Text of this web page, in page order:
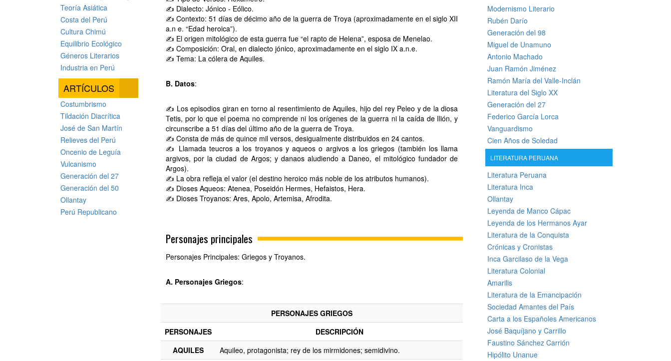
Teoría Asiática
Costa del Perú
Cultura Chimú
Equilibrio Ecológico
Géneros Literarios
Industria en Perú
ARTÍCULOS
Costumbrismo
Tildación Diacrítica
José de San Martín
Relieves del Perú
Oncenio de Leguía
Vulcanismo
Generación del 27
Generación del 50
Ollantay
Perú Republicano
✍ Dialecto: Jónico - Eólico.
✍ Contexto: 51 días de décimo año de la guerra de Troya (aproximadamente en el siglo XII
a.n e. “Edad heroica”).
✍ El origen mitológico de esta guerra fue “el rapto de Helena”, esposa de Menelao.
✍ Composición: Oral, en dialecto jónico, aproximadamente en el siglo IX a.n.e.
✍ Tema: La cólera de Aquiles.
B. Datos:
✍ Los episodios giran en torno al resentimiento de Aquiles, hijo del rey Peleo y de la diosa
Tetis, por lo que el poema no comprende ni los orígenes de la guerra ni la caída de Ilión, y
circunscribe a 51 días del último año de la guerra de Troya.
✍ Consta de más de quince mil versos, desigualmente distribuidos en 24 cantos.
✍ Llamada teucros a los troyanos y aqueos o argivos a los griegos (también los llama
argivos, por la ciudad de Argos; y danaos aludiendo a Daneo, el mitológico fundador de
Argos).
✍ La obra refleja el valor (el destino heroico más noble de los atributos humanos).
✍ Dioses Aqueos: Atenea, Poseidón Hermes, Hefaistos, Hera.
✍ Dioses Troyanos: Ares, Apolo, Artemisa, Afrodita.
Personajes principales
Personajes Principales: Griegos y Troyanos.
A. Personajes Griegos:
PERSONAJES GRIEGOS
PERSONAJES
DESCRIPCIÓN
AQUILES
Aquileo, protagonista; rey de los mirmidones; semidivino.
Modernismo Literario
Rubén Darío
Generación del 98
Miguel de Unamuno
Antonio Machado
Juan Ramón Jiménez
Ramón María del Valle-Inclán
Literatura del Siglo XX
Generación del 27
Federico García Lorca
Vanguardismo
Cien Años de Soledad
LITERATURA PERUANA
Literatura Peruana
Literatura Inca
Ollantay
Leyenda de Manco Cápac
Leyenda de los Hermanos Ayar
Literatura de la Conquista
Crónicas y Cronistas
Inca Garcilaso de la Vega
Literatura Colonial
Amarilis
Literatura de la Emancipación
Sociedad Amantes del País
Carta a los Españoles Americanos
José Baquíjano y Carrillo
Faustino Sánchez Carrión
Hipólito Unanue